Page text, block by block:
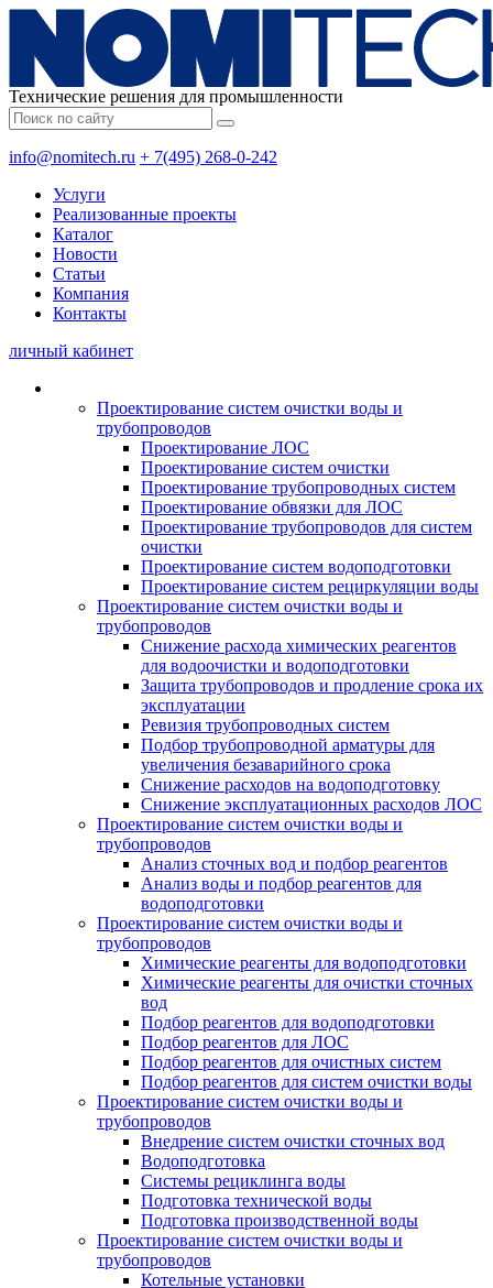
Технические решения для промышленности
info@nomitech.ru + 7(495) 268-0-242
Услуги
Реализованные проекты
Каталог
Новости
Статьи
Компания
Контакты
личный кабинет
Проектирование систем очистки воды и
трубопроводов
Проектирование ЛОС
Проектирование систем очистки
Проектирование трубопроводных систем
Проектирование обвязки для ЛОС
Проектирование трубопроводов для систем
очистки
Проектирование систем водоподготовки
Проектирование систем рециркуляции воды
Проектирование систем очистки воды и
трубопроводов
Снижение расхода химических реагентов
для водоочистки и водоподготовки
Защита трубопроводов и продление срока их
эксплуатации
Ревизия трубопроводных систем
Подбор трубопроводной арматуры для
увеличения безаварийного срока
Снижение расходов на водоподготовку
Снижение эксплуатационных расходов ЛОС
Проектирование систем очистки воды и
трубопроводов
Анализ сточных вод и подбор реагентов
Анализ воды и подбор реагентов для
водоподготовки
Проектирование систем очистки воды и
трубопроводов
Химические реагенты для водоподготовки
Химические реагенты для очистки сточных
вод
Подбор реагентов для водоподготовки
Подбор реагентов для ЛОС
Подбор реагентов для очистных систем
Подбор реагентов для систем очистки воды
Проектирование систем очистки воды и
трубопроводов
Внедрение систем очистки сточных вод
Водоподготовка
Системы рециклинга воды
Подготовка технической воды
Подготовка производственной воды
Проектирование систем очистки воды и
трубопроводов
Котельные установки